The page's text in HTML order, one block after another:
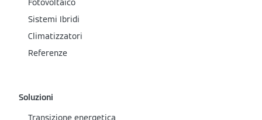
Fotovoltaico
Sistemi Ibridi
Climatizzatori
Referenze
Soluzioni